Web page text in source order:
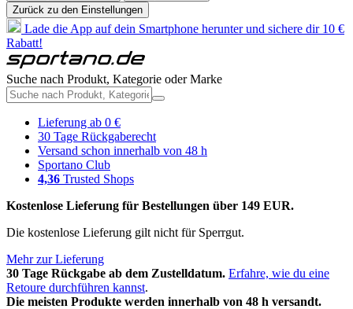
Zurück zu den Einstellungen
Lade die App auf dein Smartphone herunter und sichere dir 10 €
Rabatt!
Suche nach Produkt, Kategorie oder Marke
Lieferung ab 0 €
30 Tage Rückgaberecht
Versand schon innerhalb von 48 h
Sportano Club
4,36 Trusted Shops
Kostenlose Lieferung für Bestellungen über 149 EUR.
Die kostenlose Lieferung gilt nicht für Sperrgut.
Mehr zur Lieferung
30 Tage Rückgabe ab dem Zustelldatum. Erfahre, wie du eine
Retoure durchführen kannst.
Die meisten Produkte werden innerhalb von 48 h versandt.